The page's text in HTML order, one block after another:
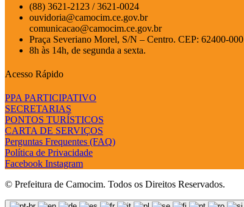
(88) 3621-2123 / 3621-0024
ouvidoria@camocim.ce.gov.br
comunicacao@camocim.ce.gov.br
Praça Severiano Morel, S/N – Centro. CEP: 62400-000
8h às 14h, de segunda a sexta.
Acesso Rápido
PPA PARTICIPATIVO
SECRETARIAS
PONTOS TURÍSTICOS
CARTA DE SERVIÇOS
Perguntas Frequentes (FAQ)
Política de Privacidade
Facebook Instagram
© Prefeitura de Camocim. Todos os Direitos Reservados.